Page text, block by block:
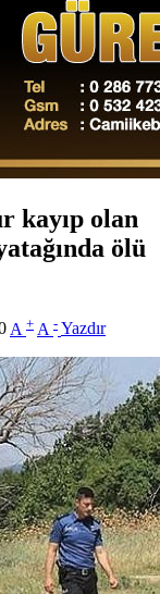
kayıp olan
ölü
A + A - Yazdır